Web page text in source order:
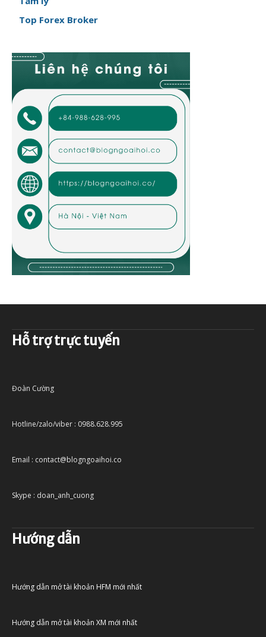
Top Forex Broker
Hỗ trợ trực tuyến
Đoàn Cường
Hotline/zalo/viber : 0988.628.995
Email : contact@blogngoaihoi.co
Skype : doan_anh_cuong
Hướng dẫn
Hướng dẫn mở tài khoản HFM mới nhất
Hướng dẫn mở tài khoản XM mới nhất